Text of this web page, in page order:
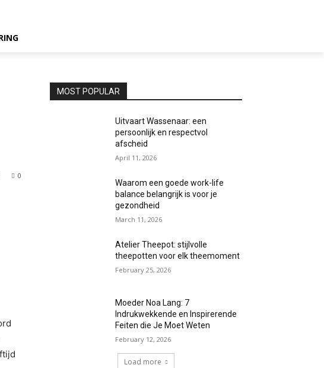
0
MOST POPULAR
Uitvaart Wassenaar: een
persoonlijk en respectvol
afscheid
April 11, 2026
Waarom een goede work-life
balance belangrijk is voor je
gezondheid
March 11, 2026
Atelier Theepot: stijlvolle
theepotten voor elk theemoment
February 25, 2026
Moeder Noa Lang: 7
Indrukwekkende en Inspirerende
Feiten die Je Moet Weten
February 12, 2026
Load more